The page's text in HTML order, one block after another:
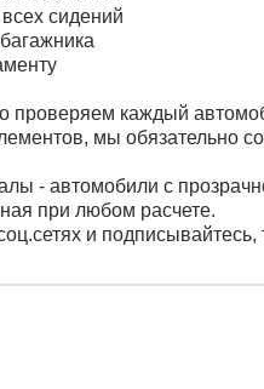
сидений
проверяем каждый
мы обязательно
- автомобили с
при любом расчете.
и